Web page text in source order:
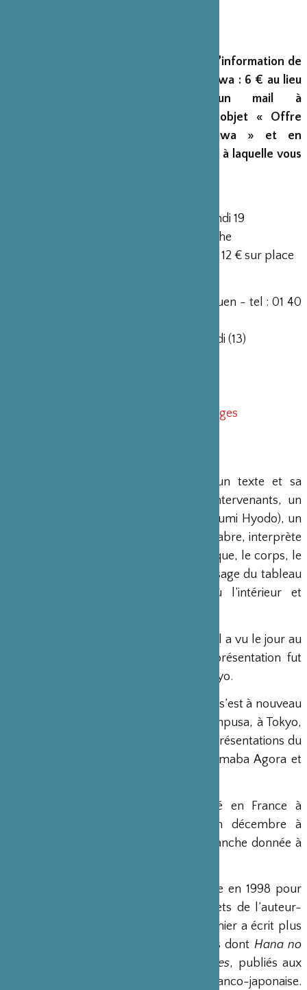
Offre pour les abonnés de la Lettre d’information de
la Fondation Franco-Japonaise Sasakawa : 6 € au lieu
de 12 € en envoyant un mail à
avec pour objet « Offre
Fondation Franco-Japonaise Sasakawa » et en
indiquant dans le corps du mail la date à laquelle vous
du 15 au 25 novembre 2012, relâche lundi 19
19h30 - mardi 20 à 20h - 17h le dimanche
8 € achat en ligne (hors commission) et 12 € sur place
1 rue Charles Garnier - 93400 Saint-Ouen - tel : 01 40
M°Porte de Clignancourt (4) ou Garibaldi (13)
http://www.kisskissbankbank.com/neiges
se fonde sur un texte et sa
traduction que chacun des quatre intervenants, un
acteur (Yan Allegret), une danseuse (Kumi Hyodo), un
guitariste (Yann Féry) et un maitre du sabre, interprète
à travers son propre langage (la musique, le corps, le
texte et le sabre). Ainsi se crée le paysage du tableau
qui décrit un voyage immobile où l’intérieur et
En 2009, une première étape de travail a vu le jour au
Japon à la suite de laquelle une représentation fut
donnée au théâtre Nô Tessenkai de Tokyo.
Grâce à l’aide de la Fondation, l’équipe s’est à nouveau
réunie en janvier 2012, au Théâtre Shunpusa, à Tokyo,
pour une résidence d’un mois et 8 représentations du
23 au 31 janvier, dans les théâtres Komaba Agora et
Le spectacle sera par la suite créé en France à
l’automne 2012 à St-Ouen puis en décembre à
Forbach dans le cadre d’une carte blanche donnée à
L’association (&) So Weiter a été créée en 1998 pour
accompagner et développer les projets de l’auteur-
metteur en scène Yan Allegret. Ce dernier a écrit plus
d’une quinzaine de textes dramatiques dont Hana no
Neiges, publiés aux
Edition de l’Espace 34 en version franco-japonaise.